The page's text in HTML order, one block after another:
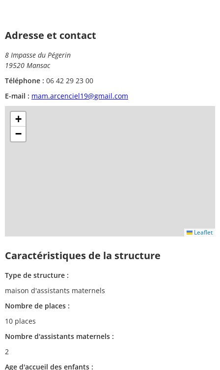
Adresse et contact
8 Impasse du Pégerin
19520 Mansac
Téléphone : 06 42 29 23 00
E-mail : mam.arcenciel19@gmail.com
+
−
Leaflet
Caractéristiques de la structure
Type de structure :
maison d'assistants maternels
Nombre de places :
10 places
Nombre d'assistants maternels :
2
Age d'accueil des enfants :